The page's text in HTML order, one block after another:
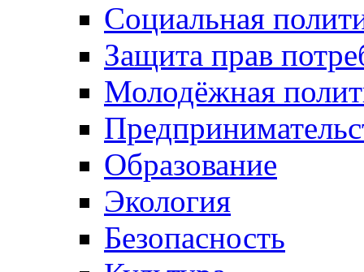
Социальная
Защита прав
Молодёжная
Образование
Экология
Безопасность